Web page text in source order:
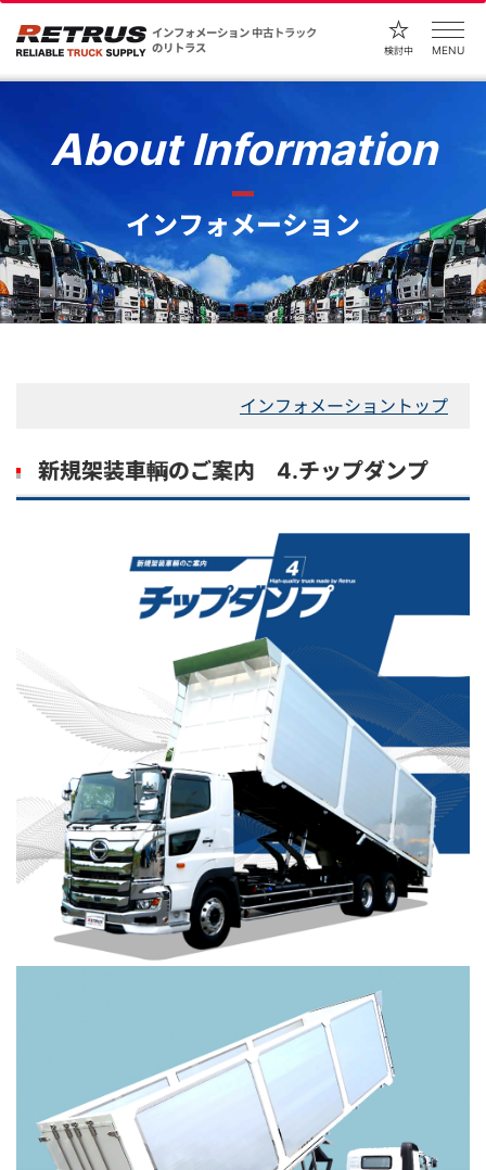
インフォメーション 中古トラック
のリトラス
検討中 MENU
About Information
インフォメーション
インフォメーショントップ
新規架装車輌のご案内 4.チップダンプ